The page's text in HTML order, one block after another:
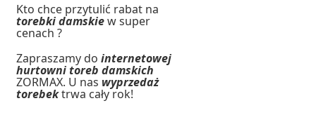
Kto chce przytulić rabat na
torebki damskiew super
cenach ?
Zapraszamy dointernetowej
hurtowni toreb damskich
ZORMAX. U nas wyprzedaż
torebektrwa cały rok!